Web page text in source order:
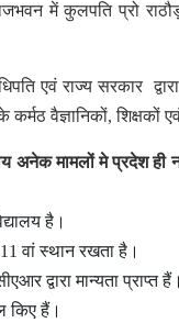
में कुलपति प्रो
एवं राज्य सरकार
वैज्ञानिकों, शिक्षकों एवं
अनेक मामलों मे प्रदेश
है।
वां स्थान रखता है।
द्वारा मान्यता प्राप्त हैं।
किए हैं।